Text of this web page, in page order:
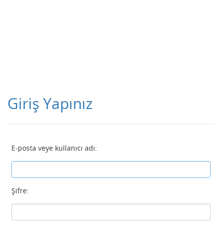
Giriş Yapınız
E-posta veye kullanıcı adı:
Şifre: